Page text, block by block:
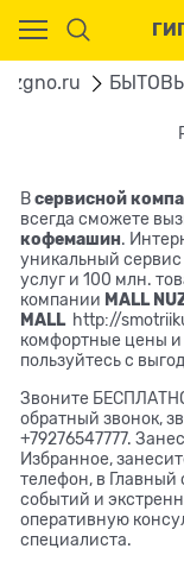
Всервисной
всегда сможете
кофемашин.
уникальный
услуг и 100 млн.
компании MALLN U
MALL http://
комфортные цены и
пользуйтесь с
Звоните
обратный звонок,
+79276547777.
Избранное,
телефон, в
событий и
оперативную
специалиста.
Ваш город -
угадали?
ДА НЕТ